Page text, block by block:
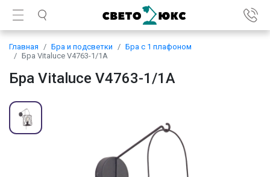
Главная Бра и подсветки
Бра с 1 плафоном
Бра Vitaluce V4763-1/1A
Бра Vitaluce V4763-1/1A